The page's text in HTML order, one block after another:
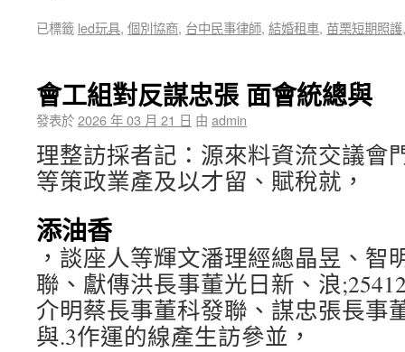
已標籤 led玩具, 個別協商, 台中民事律師, 結婚租車, 苗栗短期照護
會工組對反謀忠張 面會統總與
發表於2026 年 03 月 21 日 由 admin
理整訪採者記：源來料資流交議會
等策政業產及以才留、賦稅就，
添油香
，談座人等輝文潘理經總晶昱、智
聯、獻傳洪長事董光日新、浪
介明蔡長事董科發聯、謀忠張長事
與.3作運的線產生訪參並，